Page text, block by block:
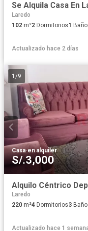
Laredo
102 m²2 Dormitorios1 Baño
Actualizado hace 2 días
1 /9
Casa·en alquiler
S/.3,000
Laredo
220 m²4 Dormitorios3
Actualizado hace 1